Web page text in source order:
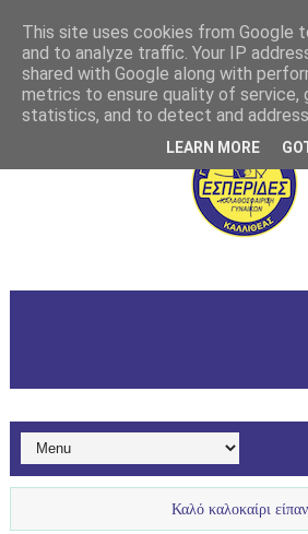
Καλό καλοκαίρι είπαν με παλμό
This site uses cookies from Google
and to analyze traffic. Your IP
shared with Google along with
metrics to ensure quality of service,
statistics, and to detect and
LEARN MORE